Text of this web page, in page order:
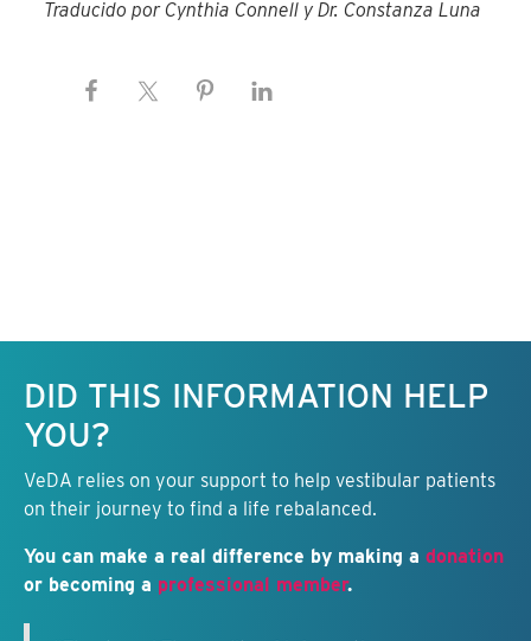
Traducido por Cynthia Connell y Dr. Constanza Luna
DID THIS INFORMATION HELP
YOU?
VeDA relies on your support to help vestibular patients
on their journey to find a life rebalanced.
You can make a real difference by making a donation
or becoming a professional member.